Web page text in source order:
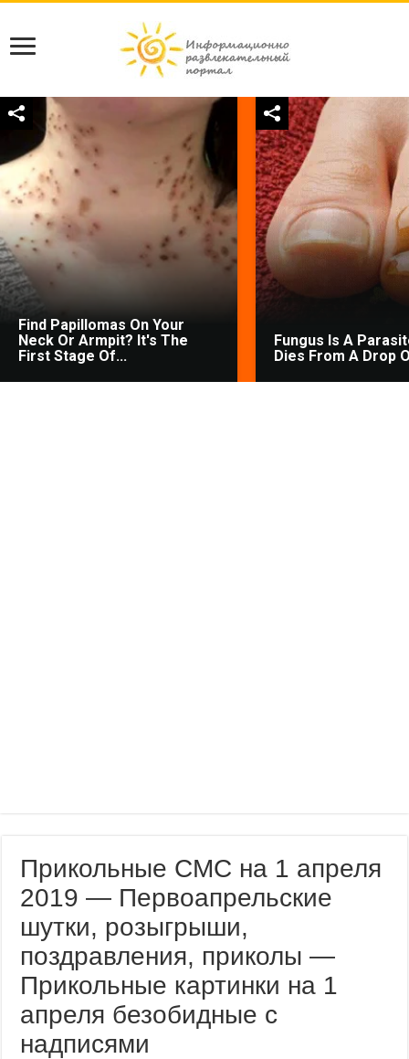
Find Papillomas On Your
Neck Or Armpit? It's The
First Stage Of...
Fungus Is A
Dies From A Drop
Прикольные СМС на 1 апреля
2019 — Первоапрельские
шутки, розыгрыши,
поздравления, приколы —
Прикольные картинки на 1
апреля безобидные с
надписями